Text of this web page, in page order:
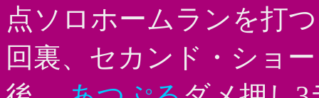
点ソロホームランを打
回裏、セカンド・ショ